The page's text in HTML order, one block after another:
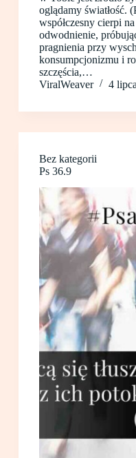
oglądamy światłość.
współczesny cierpi
odwodnienie,
pragnienia przy
konsumpcjonizmu i
szczęścia,…
ViralWeaver
4
Bez kategorii
Ps 36.9